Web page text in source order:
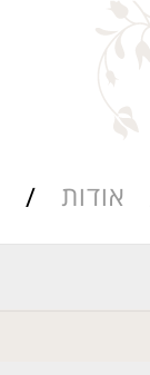
אודות